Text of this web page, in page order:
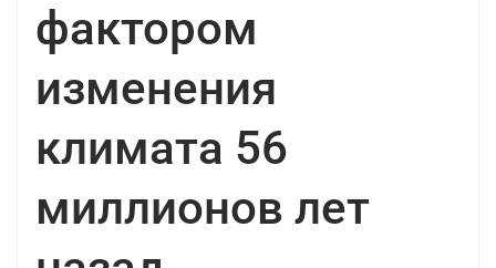
фактором
изменения
климата 56
миллионов лет